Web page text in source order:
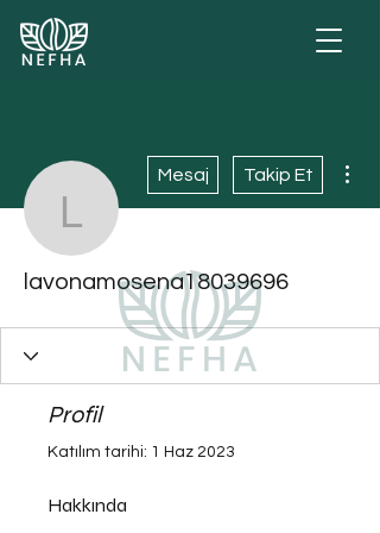
Mesaj Takip Et
lavonamosena18039696
Profil
Katılım tarihi: 1 Haz 2023
Hakkında